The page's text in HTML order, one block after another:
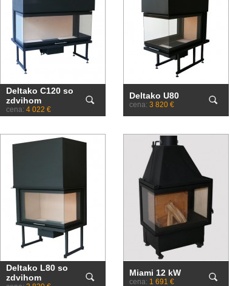
Deltako C120 so
zdvihom
cena: 4 022 €
Deltako U80
cena: 3 820 €
Deltako L80 so
zdvihom
Miami 12 kW
cena: 1 691 €